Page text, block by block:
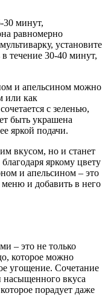
30 минут,
равномерно
установите
течение 30-40 минут,
и апельсином можно
или как
с зеленью,
быть украшена
яркой подачи.
вкусом, но и станет
яркому цвету
и апельсином – это
и добавить в него
– это не только
которое можно
угощение. Сочетание
насыщенного вкуса
порадует даже